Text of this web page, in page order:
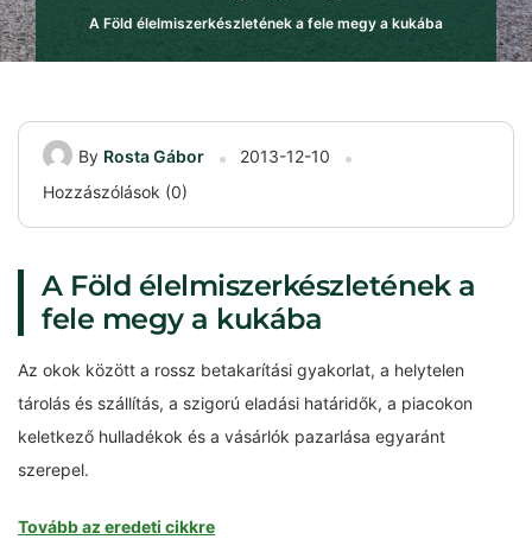
A Föld élelmiszerkészletének a fele megy a kukába
By Rosta Gábor
2013-12-10
Hozzászólások (0)
A Föld élelmiszerkészletének a
fele megy a kukába
Az okok között a rossz betakarítási gyakorlat, a helytelen
tárolás és szállítás, a szigorú eladási határidők, a piacokon
keletkező hulladékok és a vásárlók pazarlása egyaránt
szerepel.
Tovább az eredeti cikkre